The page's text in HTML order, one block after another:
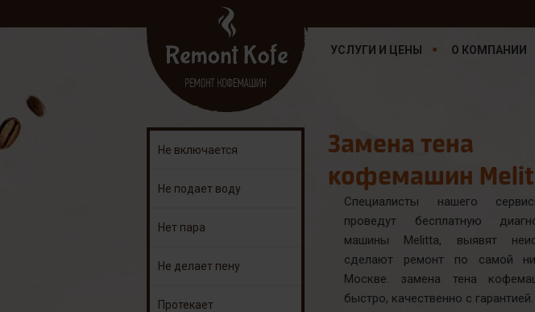
УСЛУГИ И ЦЕНЫ О КОМПАНИИ
Не включается
Не подает воду
Нет пара
Не делает пену
Протекает
Замена тена
кофемашин
Специалисты нашего
проведут бесплатную
машины Melitta, выявят
сделают ремонт по самой
Москве. замена тена
быстро, качественно с гарантией.